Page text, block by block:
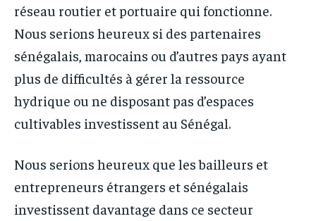
réseau routier et portuaire qui fonctionne.
Nous serions heureux si des partenaires
sénégalais, marocains ou d’autres pays ayant
plus de difficultés à gérer la ressource
hydrique ou ne disposant pas d’espaces
cultivables investissent au Sénégal.
Nous serions heureux que les bailleurs et
entrepreneurs étrangers et sénégalais
investissent davantage dans ce secteur